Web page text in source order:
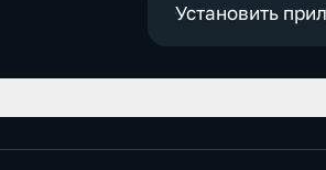
Установить